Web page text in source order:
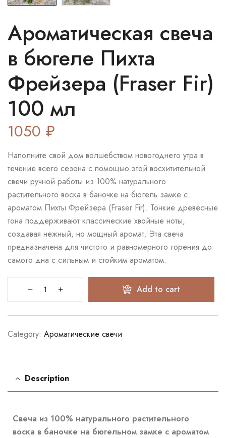
Ароматическая свеча
в бюгеле Пихта
Фрейзера (Fraser Fir)
100 мл
1050 ₽
Наполните свой дом волшебством новогоднего утра в
течение всего сезона с помощью этой восхитительной
свечи ручной работы из 100% натурального
растительного воска в баночке на бюгель замке с
ароматом Пихты Фрейзера (Fraser Fir). Тонкие древесные
тона поддерживают классические хвойные ноты,
создавая нежный, но мощный аромат. Эта свеча
предназначена для чистого и равномерного горения до
самого дна с сильным и стойким ароматом.
Add to cart
Category: Ароматические свечи
Description
Свеча из 100% натурального растительного
воска в баночке на бюгельном замке с ароматом